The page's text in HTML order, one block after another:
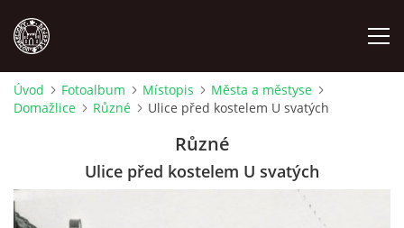
MÍSTOPIS
NÁRODOPIS
OSOBNOSTI
Úvod Fotoalbum Místopis
Města a městyse
Domažlice
Různé Ulice před kostelem U svatých
Různé
Ulice před kostelem U svatých